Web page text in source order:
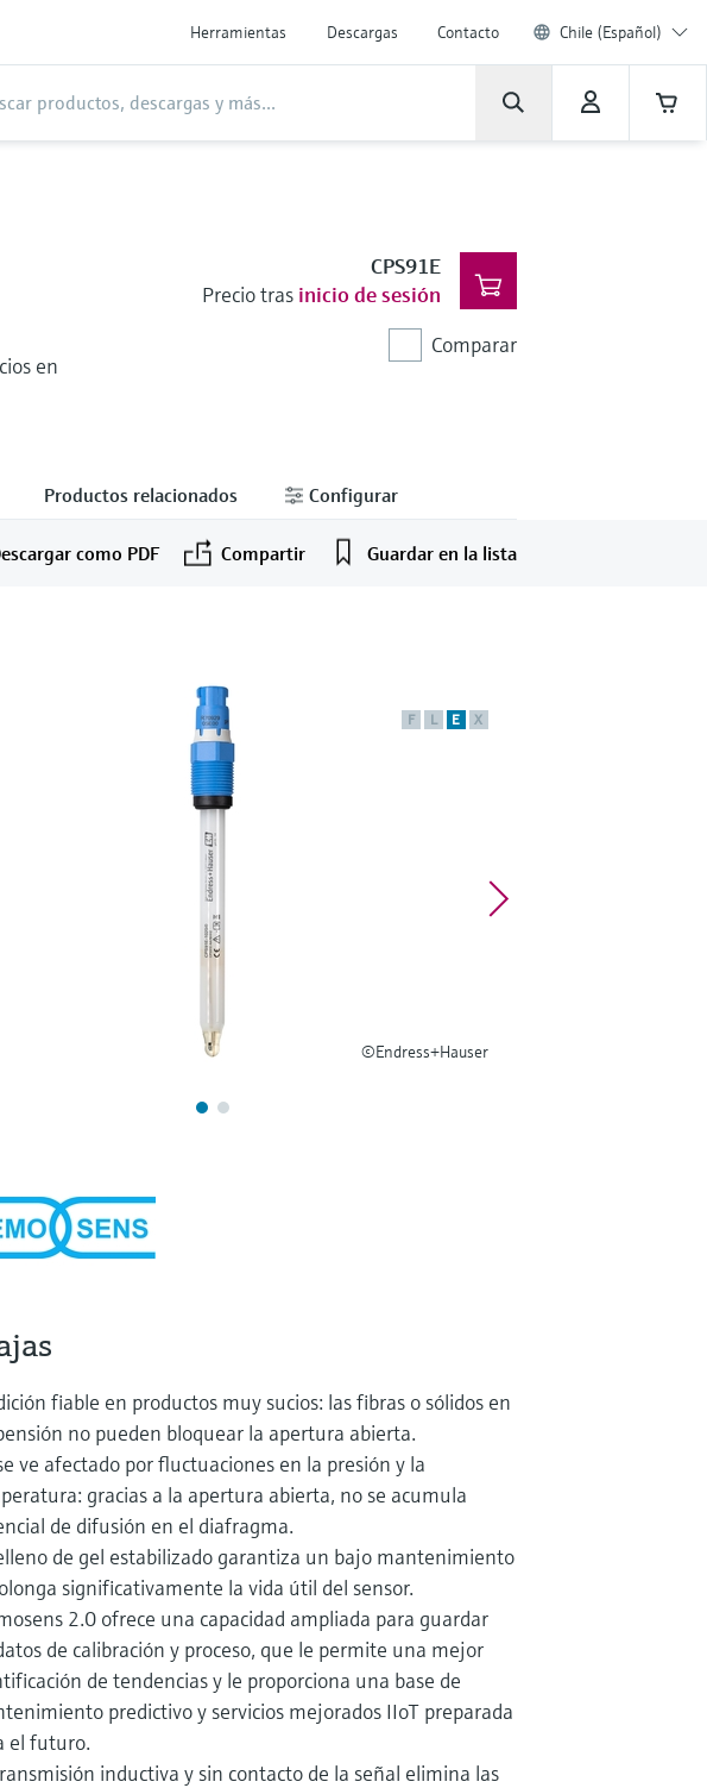
Herramientas Descargas Contacto Chile (Español)
en
CPS91E
Precio tras inicio de sesión
Comparar
Productos relacionados Configurar
como PDF Compartir Guardar en la lista
F L E X
©Endress+Hauser
fiable en productos muy sucios: las fibras o sólidos en
no pueden bloquear la apertura abierta.
ve afectado por fluctuaciones en la presión y la
gracias a la apertura abierta, no se acumula
de difusión en el diafragma.
de gel estabilizado garantiza un bajo mantenimiento
significativamente la vida útil del sensor.
2.0 ofrece una capacidad ampliada para guardar
de calibración y proceso, que le permite una mejor
de tendencias y le proporciona una base de
predictivo y servicios mejorados IIoT preparada
el futuro.
inductiva y sin contacto de la señal elimina las